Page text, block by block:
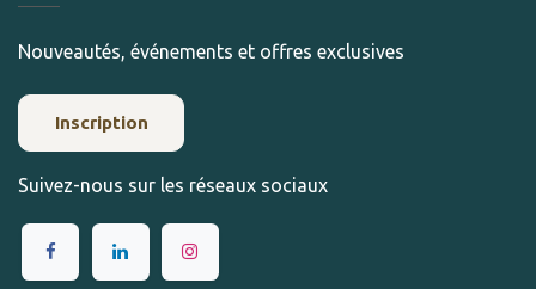
Nouveautés, événements et offres exclusives
Inscription
Suivez-nous sur les réseaux sociaux